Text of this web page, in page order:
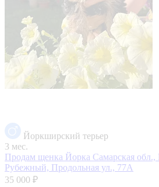
Йоркширский терьер
3 мес.
Продам щенка Йорка Самарская
Рубежный, Продольная ул., 77А
35 000 ₽